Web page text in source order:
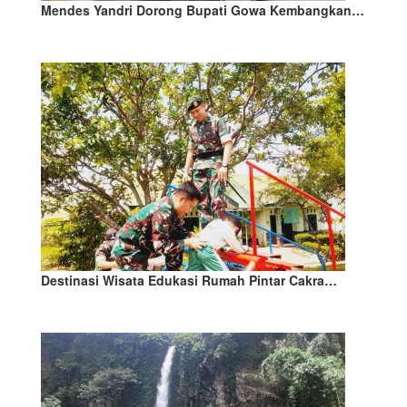
Mendes Yandri Dorong Bupati Gowa Kembangkan…
Destinasi Wisata Edukasi Rumah Pintar Cakra…